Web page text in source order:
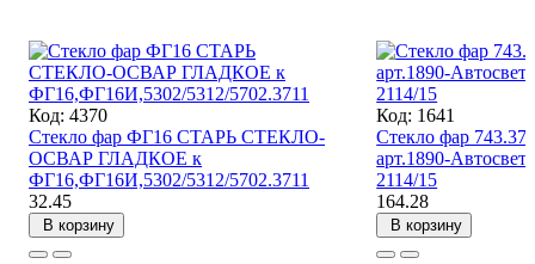
Код: 4370
Стекло фар ФГ16 СТАРЬ СТЕКЛО-
ОСВАР ГЛАДКОЕ к
ФГ16,ФГ16И,5302/5312/5702.3711
32.45
В корзину
Код: 1641
Стекло фар
арт.1890-
2114/15
164.28
В корзину